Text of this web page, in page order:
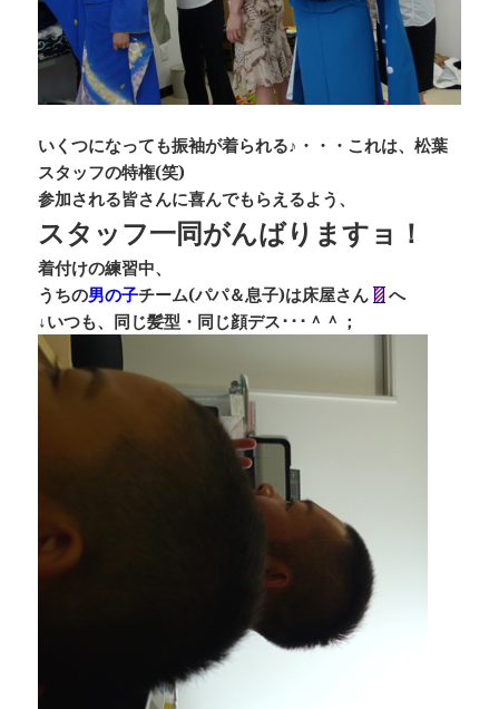
いくつになっても振袖が着られる♪・・・これは、松葉
スタッフの特権(笑)
参加される皆さんに喜んでもらえるよう、
スタッフ一同がんばりますョ！
着付けの練習中、
うちの男の子チーム(パパ＆息子)は床屋さん
へ
↓いつも、同じ髪型・同じ顔デス･･･＾＾；